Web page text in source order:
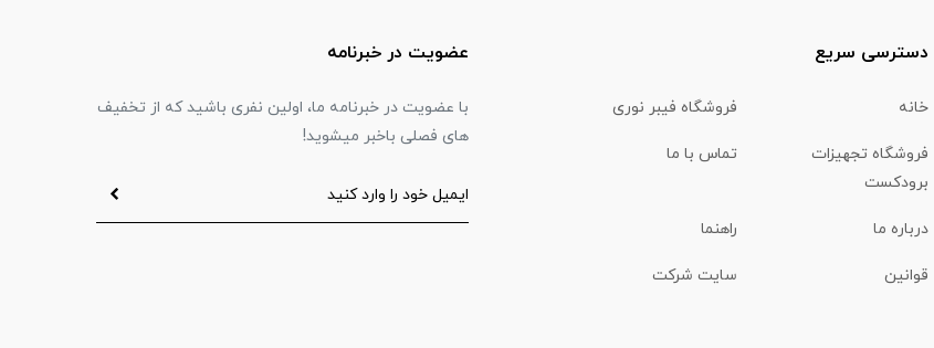
دسترسی سریع
خانه فروشگاه فیبر نوری
فروشگاه تجهیزات
برودکست
تماس با ما
درباره ما راهنما
قوانین سایت شرکت
عضویت در خبرنامه
با عضویت در خبرنامه ما، اولین نفری باشید که از تخفیف
های فصلی باخبر میشوید!